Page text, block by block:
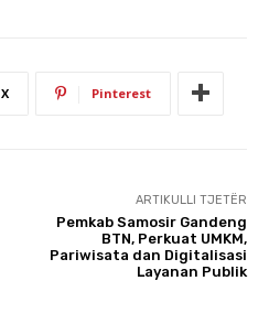
X Pinterest
ARTIKULLI TJETËR
Pemkab Samosir Gandeng
BTN, Perkuat UMKM,
Pariwisata dan Digitalisasi
Layanan Publik